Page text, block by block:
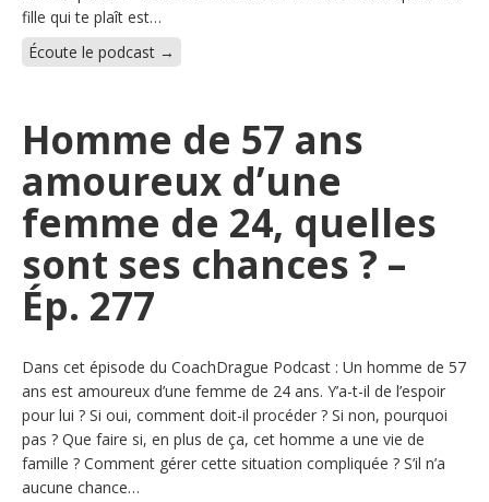
fille qui te plaît est…
Écoute le podcast →
Homme de 57 ans
amoureux d’une
femme de 24, quelles
sont ses chances ? –
Ép. 277
Dans cet épisode du CoachDrague Podcast : Un homme de 57
ans est amoureux d’une femme de 24 ans. Y’a-t-il de l’espoir
pour lui ? Si oui, comment doit-il procéder ? Si non, pourquoi
pas ? Que faire si, en plus de ça, cet homme a une vie de
famille ? Comment gérer cette situation compliquée ? S’il n’a
aucune chance…